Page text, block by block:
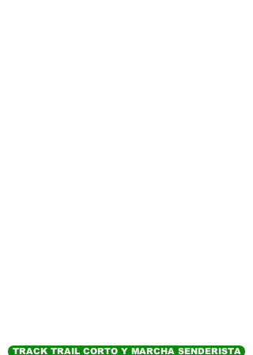
TRACK TRAIL CORTO Y MARCHA SENDERISTA